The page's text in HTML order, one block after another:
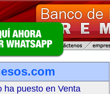
ha puesto en Venta